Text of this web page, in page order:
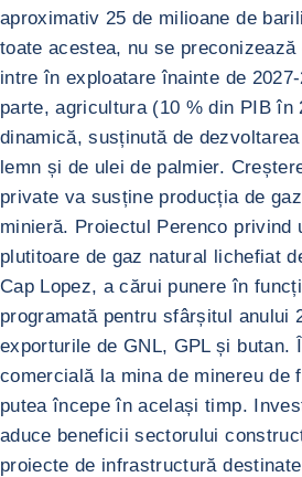
aproximativ 25 de milioane de
toate acestea, nu se preconizează
intre în exploatare înainte de
parte, agricultura (10 % din PIB în
dinamică, susținută de
lemn și de ulei de palmier.
private va susține producția de
minieră. Proiectul Perenco privind
plutitoare de gaz natural lichefiat
Cap Lopez, a cărui punere în
programată pentru sfârșitul anului
exporturile de GNL, GPL și butan.
comercială la mina de minereu de
putea începe în același timp.
aduce beneficii sectorului
proiecte de infrastructură